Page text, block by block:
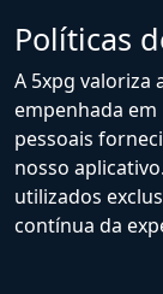
Políticas
A 5xpg valoriza
empenhada
pessoais
nosso
utilizados
contínua da